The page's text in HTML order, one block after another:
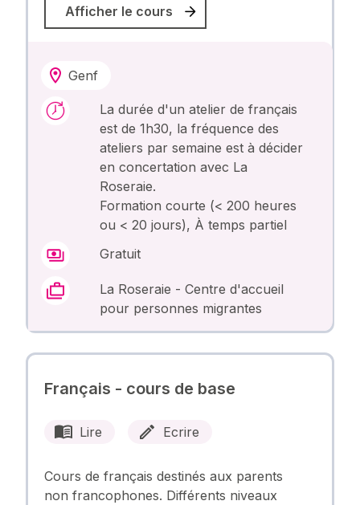
Afficher le cours
Genf
La durée d'un atelier de français
est de 1h30, la fréquence des
ateliers par semaine est à décider
en concertation avec La
Roseraie.
Formation courte (< 200 heures
ou < 20 jours), À temps partiel
Gratuit
La Roseraie - Centre d'accueil
pour personnes migrantes
Français - cours de base
Lire Ecrire
Cours de français destinés aux parents
non francophones. Différents niveaux